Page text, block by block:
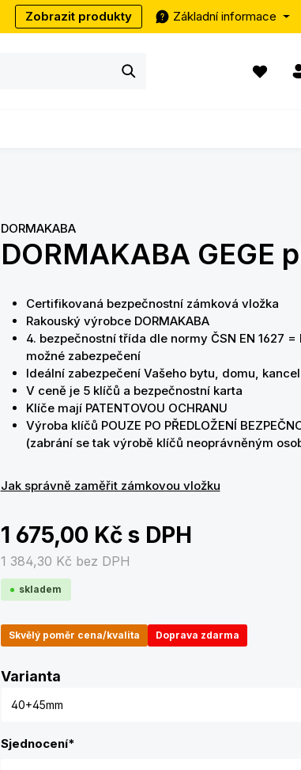
Zobrazit produkty Základní informace
Máte 0
DORMAKABA
DORMAKABA GEGE
Certifikovaná bezpečnostní zámková vložka
Rakouský výrobce DORMAKABA
4. bezpečnostní třída dle normy ČSN EN 1627
možné zabezpečení
Ideální zabezpečení Vašeho bytu, domu,
V ceně je 5 klíčů a bezpečnostní karta
Klíče mají PATENTOVOU OCHRANU
Výroba klíčů POUZE PO PŘEDLOŽENÍ
(zabrání se tak výrobě klíčů neoprávněným
Jak správně zaměřit zámkovou vložku
1 675,00 Kč s DPH
1 384,30 Kč bez DPH
skladem
Skvělý poměr cena/kvalita Doprava zdarma
VariantaZvolte variantu
Sjednocení*